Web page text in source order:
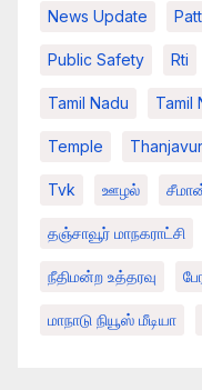
News Update
Public Safety Rti
Tamil Nadu Tamil
Temple Thanjavur
Tvk ஊழல்
தஞ்சாவூர் மாநகராட்சி
நீதிமன்ற உத்தரவு
மாநாடு நியூஸ் மீடியா